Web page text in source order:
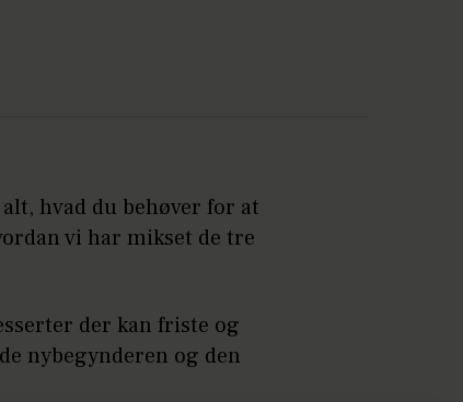
hvad du behøver for at
vi har mikset de tre
der kan friste og
nybegynderen og den